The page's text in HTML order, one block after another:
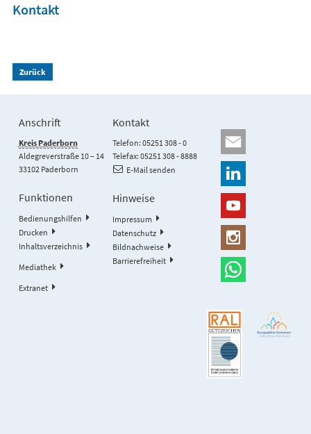
Kontakt
Zurück
Anschrift
Kreis Paderborn
Aldegreverstraße 10 – 14
33102 Paderborn
Kontakt
Telefon: 05251 308 - 0
Telefax: 05251 308 - 8888
E-Mail senden
Funktionen
Bedienungshilfen
Drucken
Inhaltsverzeichnis
Mediathek
Extranet
Hinweise
Impressum
Datenschutz
Bildnachweise
Barrierefreiheit